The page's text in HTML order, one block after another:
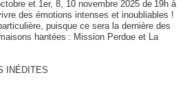
et 1er, 8, 10 novembre 2025 de 19h à
des émotions intenses et inoubliables !
puisque ce sera la dernière des
hantées : Mission Perdue et La
INÉDITES